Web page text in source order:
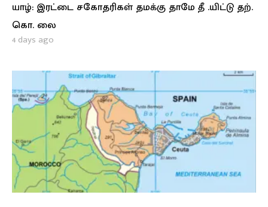
யாழ்: இரட்டை சகோதரிகள் தமக்கு தாமே தீ .யிட்டு தற்.
கொ. லை
4 days ago